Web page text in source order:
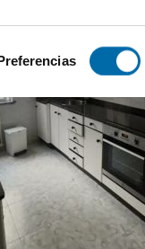
analizándolo
cómo se
de datos
. Puede
se usan para
el tráfico. Además,
de redes